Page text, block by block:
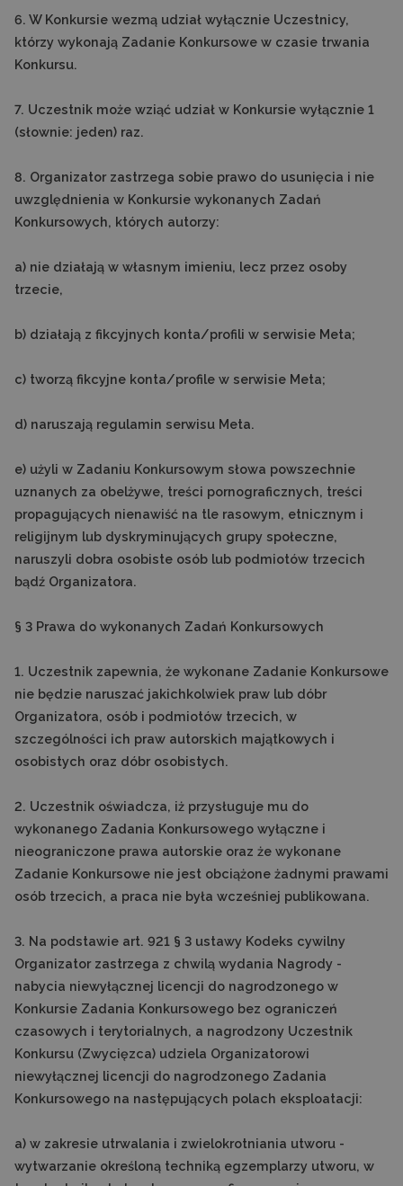
6. W Konkursie wezmą udział wyłącznie Uczestnicy,
którzy wykonają Zadanie Konkursowe w czasie trwania
Konkursu.
7. Uczestnik może wziąć udział w Konkursie wyłącznie 1
(słownie: jeden) raz.
8. Organizator zastrzega sobie prawo do usunięcia i nie
uwzględnienia w Konkursie wykonanych Zadań
Konkursowych, których autorzy:
a) nie działają w własnym imieniu, lecz przez osoby
trzecie,
b) działają z fikcyjnych konta/profili w serwisie Meta;
c) tworzą fikcyjne konta/profile w serwisie Meta;
d) naruszają regulamin serwisu Meta.
e) użyli w Zadaniu Konkursowym słowa powszechnie
uznanych za obelżywe, treści pornograficznych, treści
propagujących nienawiść na tle rasowym, etnicznym i
religijnym lub dyskryminujących grupy społeczne,
naruszyli dobra osobiste osób lub podmiotów trzecich
bądź Organizatora.
§ 3 Prawa do wykonanych Zadań Konkursowych
1. Uczestnik zapewnia, że wykonane Zadanie Konkursowe
nie będzie naruszać jakichkolwiek praw lub dóbr
Organizatora, osób i podmiotów trzecich, w
szczególności ich praw autorskich majątkowych i
osobistych oraz dóbr osobistych.
2. Uczestnik oświadcza, iż przysługuje mu do
wykonanego Zadania Konkursowego wyłączne i
nieograniczone prawa autorskie oraz że wykonane
Zadanie Konkursowe nie jest obciążone żadnymi prawami
osób trzecich, a praca nie była wcześniej publikowana.
3. Na podstawie art. 921 § 3 ustawy Kodeks cywilny
Organizator zastrzega z chwilą wydania Nagrody -
nabycia niewyłącznej licencji do nagrodzonego w
Konkursie Zadania Konkursowego bez ograniczeń
czasowych i terytorialnych, a nagrodzony Uczestnik
Konkursu (Zwycięzca) udziela Organizatorowi
niewyłącznej licencji do nagrodzonego Zadania
Konkursowego na następujących polach eksploatacji:
a) w zakresie utrwalania i zwielokrotniania utworu -
wytwarzanie określoną techniką egzemplarzy utworu, w